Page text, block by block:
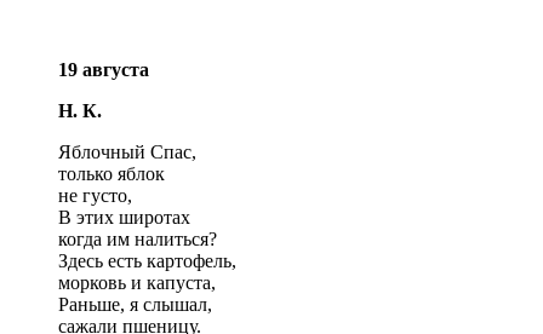
19 августа
Н. К.
Яблочный Спас,
только яблок
не густо,
В этих широтах
когда им налиться?
Здесь есть картофель,
морковь и капуста,
Раньше, я слышал,
сажали пшеницу.